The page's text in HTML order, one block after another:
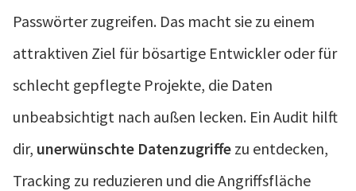
Passwörter zugreifen. Das macht sie zu einem
attraktiven Ziel für bösartige Entwickler oder für
schlecht gepflegte Projekte, die Daten
unbeabsichtigt nach außen lecken. Ein Audit hilft
dir, unerwünschte Datenzugriffe zu entdecken,
Tracking zu reduzieren und die Angriffsfläche